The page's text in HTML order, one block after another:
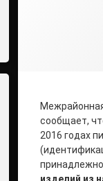
сообщает,
2016 годах